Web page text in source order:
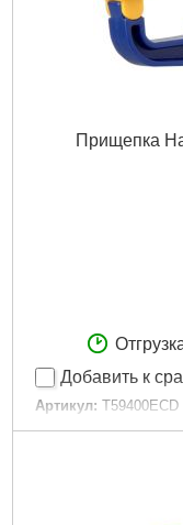
Прищепка
Добавить к
Артикул: T59400ECD
Код товара: 26.69.35